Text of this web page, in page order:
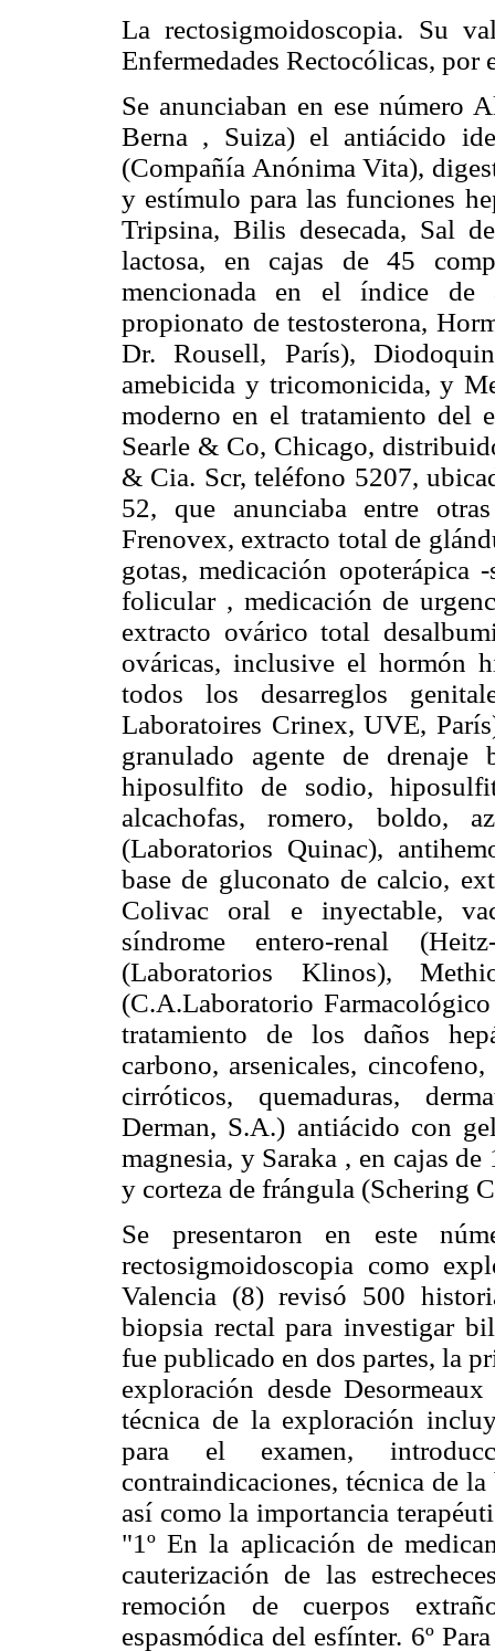
La rectosigmoidoscopia. Su
Enfermedades Rectocólicas, por
Se anunciaban en ese número
Berna , Suiza) el antiácido
(Compañía Anónima Vita),
y estímulo para las funciones
Tripsina, Bilis desecada, Sal
lactosa, en cajas de 45
mencionada en el índice de
propionato de testosterona,
Dr. Rousell, París),
amebicida y tricomonicida, y
moderno en el tratamiento del
Searle & Co, Chicago,
& Cia. Scr, teléfono 5207,
52, que anunciaba entre
Frenovex, extracto total de
gotas, medicación opoterápica
folicular , medicación de
extracto ovárico total
ováricas, inclusive el hormón
todos los desarreglos
Laboratoires Crinex, UVE,
granulado agente de
hiposulfito de sodio,
alcachofas, romero, boldo,
(Laboratorios Quinac),
base de gluconato de calcio,
Colivac oral e inyectable,
síndrome entero-renal
(Laboratorios Klinos),
(C.A.Laboratorio
tratamiento de los daños
carbono, arsenicales,
cirróticos, quemaduras,
Derman, S.A.) antiácido con
magnesia, y Saraka , en cajas
y corteza de frángula (Schering
Se presentaron en este
rectosigmoidoscopia como
Valencia (8) revisó 500
biopsia rectal para investigar
fue publicado en dos partes, la
exploración desde
técnica de la exploración
para el examen,
contraindicaciones, técnica de
así como la importancia
"1º En la aplicación de
cauterización de las
remoción de cuerpos
espasmódica del esfínter. 6º